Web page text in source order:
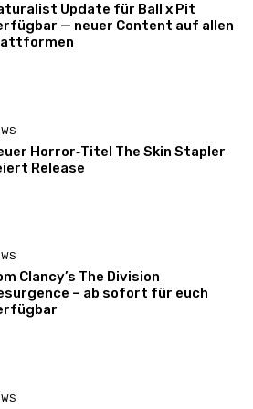
Update für Ball x Pit
— neuer Content auf allen
Horror‑Titel The Skin Stapler
Release
Clancy’s The Division
– ab sofort für euch